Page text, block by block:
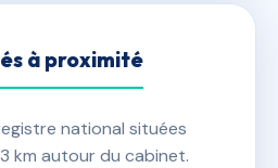
à proximité
national situées
km autour du cabinet.